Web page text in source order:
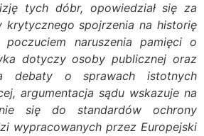
tych dóbr, opowiedział się za
krytycznego spojrzenia na historię
poczuciem naruszenia pamięci o
dotyczy osoby publicznej oraz
debaty o sprawach istotnych
argumentacja sądu wskazuje na
się do standardów ochrony
wypracowanych przez Europejski